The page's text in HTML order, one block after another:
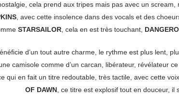
cela prend aux tripes mais pas avec un
, avec cette insolence dans des vocals et des
STARSAILOR, cela en est très touchant,
d’un tout autre charme, le rythme est plus lent,
camisole comme d’un carcan, libérateur, révélateur
qui en fait un titre redoutable, très tactile, avec cette
OF DAWN , ce titre est explosif tout en douceur, il